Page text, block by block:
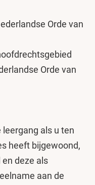
Orde van
Orde van
als u ten
heeft bijgewoond,
deze als
aan de